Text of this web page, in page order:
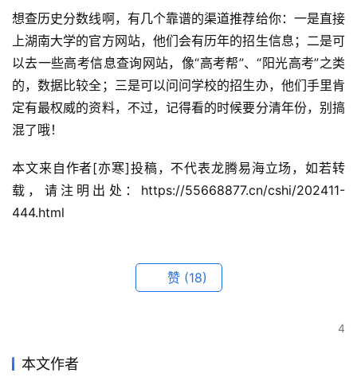
想查历史分数线啊，有几个靠谱的渠道推荐给你：一是直接
上湖南大学的官方网站，他们会有历年的招生信息；二是可
以去一些高考信息查询网站，像“高考帮”、“阳光高考”之类
的，数据比较全；三是可以问问学校的招生办，他们手里肯
定有最权威的资料，不过，记得看的时候要分清年份，别搞
混了哦！
本文来自作者[亦寒]投稿，不代表龙腾易海立场，如若转
载，请注明出处：https://55668877.cn/cshi/202411-
444.html
赞 (18)
4
本文作者